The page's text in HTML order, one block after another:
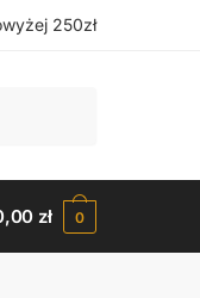
250zł
zł 0